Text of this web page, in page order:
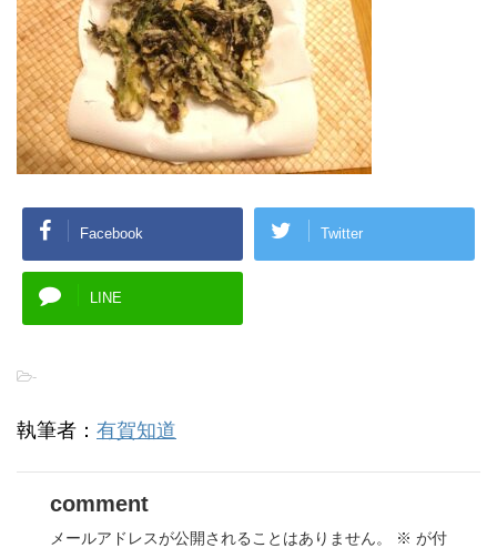
Facebook Twitter
LINE
-
執筆者： 有賀知道
comment
メールアドレスが公開されることはありません。 ※ が付